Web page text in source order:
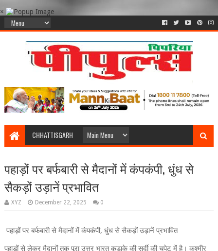
×
CHHATTISGARH
पहाड़ों पर बर्फबारी से मैदानों में कंपकंपी, धुंध से
सैकड़ों उड़ानें प्रभावित
XYZ December 22, 2025 0
पहाड़ों पर बर्फबारी से मैदानों में कंपकंपी, धुंध से सैकड़ों उड़ानें प्रभावित
पहाड़ों से लेकर मैदानों तक पूरा उत्तर भारत कड़ाके की सर्दी की चपेट में है। कश्मीर